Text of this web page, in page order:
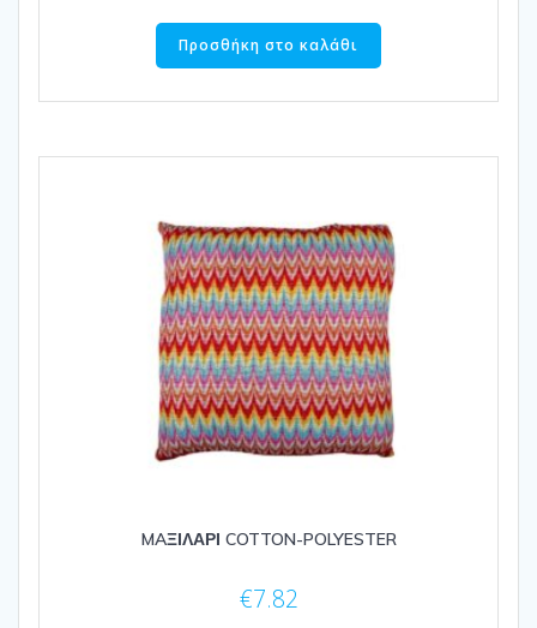
Προσθήκη στο καλάθι
MAΞΙΛΑΡΙ COTTON-POLYESTER
€7.82